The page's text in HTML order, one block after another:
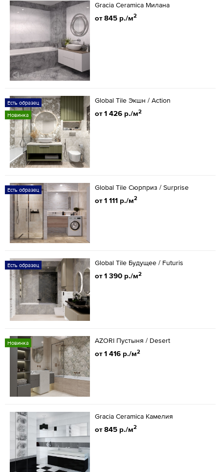
Gracia Ceramica Милана
от 845 р./м2
Есть образец
Новинка
Global Tile Экшн / Action
от 1 426 р./м2
Есть образец Global Tile Сюрприз / Surprise
от 1 111 р./м2
Есть образец Global Tile Будущее / Futuris
от 1 390 р./м2
Новинка AZORI Пустыня / Desert
от 1 416 р./м2
Gracia Ceramica Камелия
от 845 р./м2